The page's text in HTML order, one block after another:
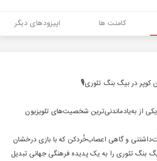
کامنت ها اپیزودهای دیگر
در بیگ بنگ تئوری🎙
از به‌یادماندنی‌ترین شخصیت‌های تلویزیون
و گاهی اعصاب‌خُردکن که با بازی درخشان
بنگ تئوری را به یک پدیده فرهنگی جهانی تبدیل